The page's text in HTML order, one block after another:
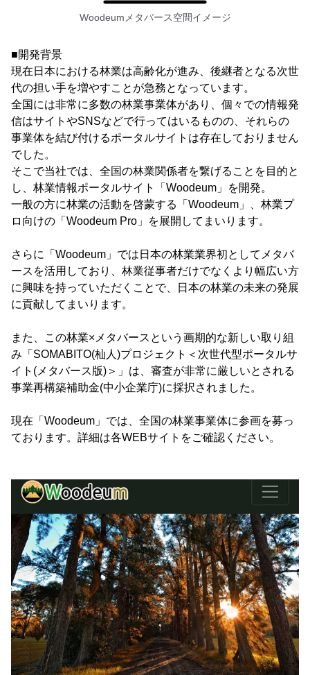
Woodeumメタバース空間イメージ
■開発背景
現在日本における林業は高齢化が進み、後継者となる次世
代の担い手を増やすことが急務となっています。
全国には非常に多数の林業事業体があり、個々での情報発
信はサイトやSNSなどで行ってはいるものの、それらの
事業体を結び付けるポータルサイトは存在しておりません
でした。
そこで当社では、全国の林業関係者を繋げることを目的と
し、林業情報ポータルサイト「Woodeum」を開発。
一般の方に林業の活動を啓蒙する「Woodeum」、林業プ
ロ向けの「Woodeum Pro」を展開してまいります。
さらに「Woodeum」では日本の林業業界初としてメタバ
ースを活用しており、林業従事者だけでなくより幅広い方
に興味を持っていただくことで、日本の林業の未来の発展
に貢献してまいります。
また、この林業×メタバースという画期的な新しい取り組
み「SOMABITO(杣人)プロジェクト＜次世代型ポータルサ
イト(メタバース版)＞」は、審査が非常に厳しいとされる
事業再構築補助金(中小企業庁)に採択されました。
現在「Woodeum」では、全国の林業事業体に参画を募っ
ております。詳細は各WEBサイトをご確認ください。